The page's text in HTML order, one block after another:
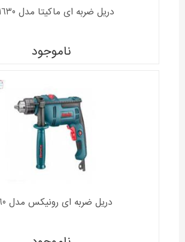
دریل ضربه ای ماکیتا مدل HP1630
ناموجود
دریل ضربه ای رونیکس مدل 2260